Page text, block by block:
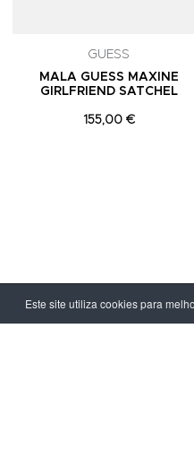
GUESS
MALA GUESS MAXINE
GIRLFRIEND SATCHEL
155,00 €
Este site utiliza cookies para